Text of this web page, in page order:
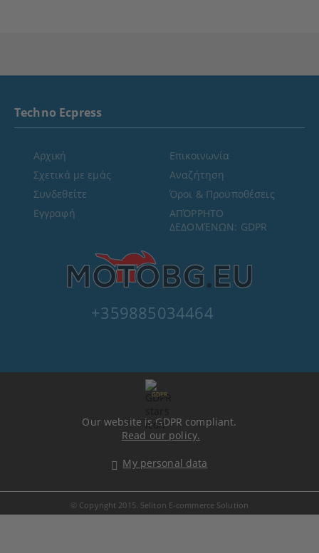
+359885034464
Techno Ecpress
Αρχική
Σχετικά με εμάς
Συνδεθείτε
Εγγραφή
Επικοινωνία
Αναζήτηση
Όροι & Προϋποθέσεις
ΑΠΌΡΡΗΤΟ
ΔΕΔΟΜΈΝΩΝ: GDPR
GDPR
Our website is GDPR compliant.
Read our policy.
My personal data
© Copyright 2015. Seliton E-commerce Solution